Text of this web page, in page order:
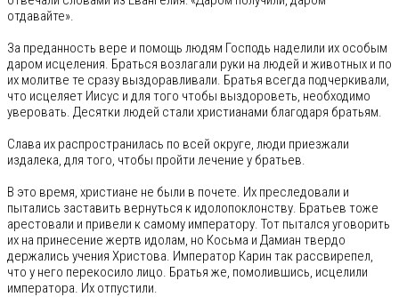
отдавайте».
За преданность вере и помощь людям Господь наделили их особым
даром исцеления. Браться возлагали руки на людей и животных и по
их молитве те сразу выздоравливали. Братья всегда подчеркивали,
что исцеляет Иисус и для того чтобы выздороветь, необходимо
уверовать. Десятки людей стали христианами благодаря братьям.
Слава их распространилась по всей округе, люди приезжали
издалека, для того, чтобы пройти лечение у братьев.
В это время, христиане не были в почете. Их преследовали и
пытались заставить вернуться к идолопоклонству. Братьев тоже
арестовали и привели к самому императору. Тот пытался уговорить
их на принесение жертв идолам, но Косьма и Дамиан твердо
держались учения Христова. Император Карин так рассвирепел,
что у него перекосило лицо. Братья же, помолившись, исцелили
императора. Их отпустили.